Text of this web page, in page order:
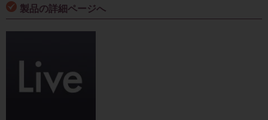
製品の詳細ページへ